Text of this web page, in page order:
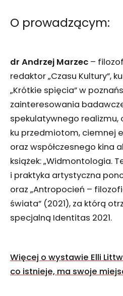
O prowadzącym:
dr Andrzej Marzec –
redaktor „Czasu Kultury”,
„Krótkie spięcia” w
zainteresowania
spekulatywnego realizmu,
ku przedmiotom, ciemnej
oraz współczesnego kina
książek: „Widmontologia.
i praktyka artystyczna
oraz „Antropocień –
świata” (2021), za którą
specjalną Identitas 2021.
Więcej o wystawie Elli
co istnieje, ma swoje